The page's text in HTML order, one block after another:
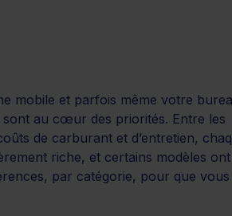
mobile et parfois même votre
au cœur des priorités. Entre les
de carburant et d’entretien,
riche, et certains modèles
par catégorie, pour que vous